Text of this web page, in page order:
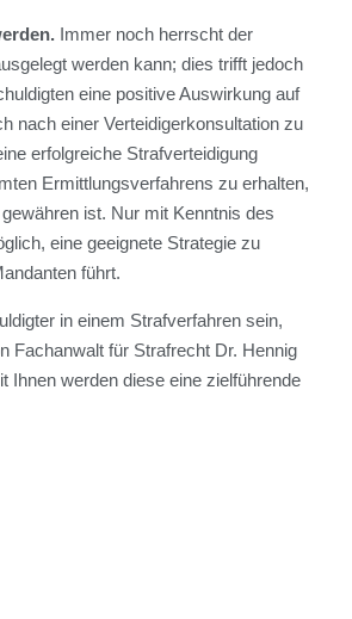
Immer noch herrscht der
werden kann; dies trifft jedoch
eine positive Auswirkung auf
nach einer Verteidigerkonsultation zu
erfolgreiche Strafverteidigung
Ermittlungsverfahrens zu erhalten,
ist. Nur mit Kenntnis des
eine geeignete Strategie zu
führt.
in einem Strafverfahren sein,
Fachanwalt für Strafrecht Dr. Hennig
Ihnen werden diese eine zielführende